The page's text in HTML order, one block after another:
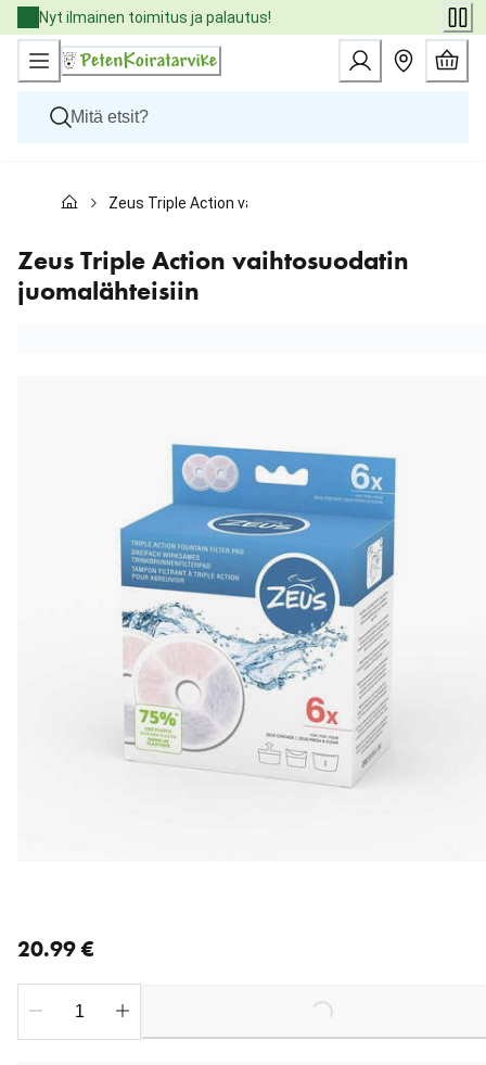
Skip
to
Content
Nyt ilmainen toimitus ja palautus!
Kissat
Eläinlääkäriruoat
Tuotemerkit
Uutuudet
Zeus Triple Action vaihtosuodatin juomalähteisiin
Zeus Triple Action vaihtosuodatin
juomalähteisiin
20.99 €
Loading...